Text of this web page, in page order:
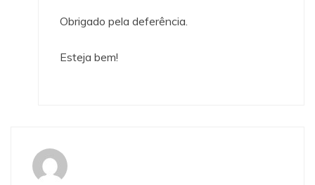
Obrigado pela deferência.
Esteja bem!